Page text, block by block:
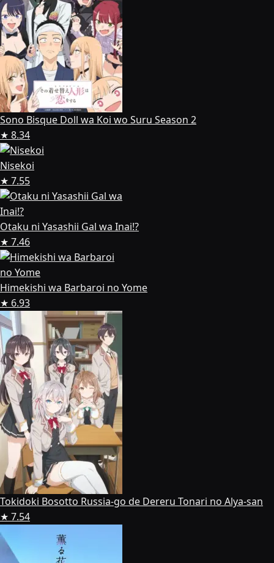
Sono Bisque Doll wa Koi wo Suru Season 2
★ 8.34
Nisekoi
★ 7.55
Otaku ni Yasashii Gal wa Inai!?
★ 7.46
Himekishi wa Barbaroi no Yome
★ 6.93
Tokidoki Bosotto Russia-go de Dereru Tonari no Alya-san
★ 7.54